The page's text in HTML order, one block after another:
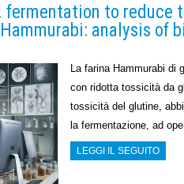
to reduce
analysis of
La farina Hammurabi
con ridotta tossicità da
tossicità del glutine,
la fermentazione, ad
LEGGI IL SEGUITO